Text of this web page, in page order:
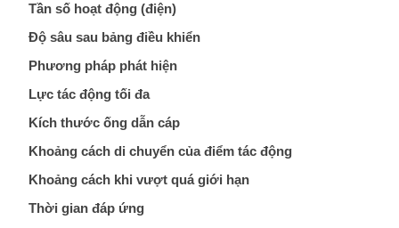
Tần số hoạt động (điện)
Độ sâu sau bảng điều khiển
Phương pháp phát hiện
Lực tác động tối đa
Kích thước ống dẫn cáp
Khoảng cách di chuyển của điểm tác động
Khoảng cách khi vượt quá giới hạn
Thời gian đáp ứng